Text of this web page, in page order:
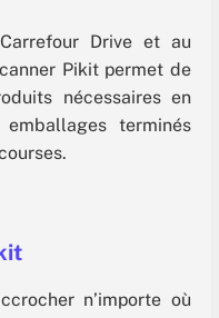
Drive et au
Pikit permet de
nécessaires en
terminés
n’importe où